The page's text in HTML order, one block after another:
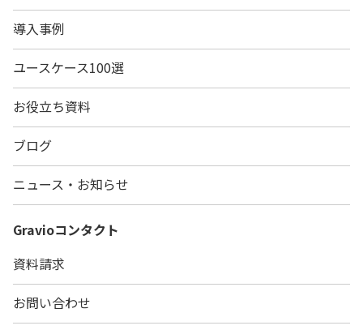
導入事例
ユースケース100選
お役立ち資料
ブログ
ニュース・お知らせ
Gravioコンタクト
資料請求
お問い合わせ